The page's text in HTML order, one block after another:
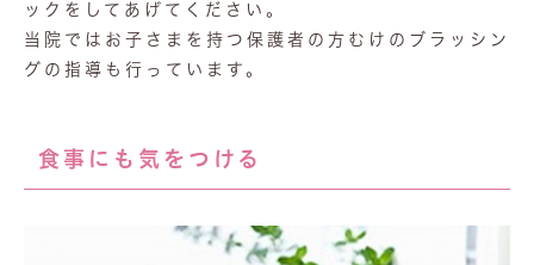
ックをしてあげてください。
当院ではお子さまを持つ保護者の方むけのブラッシン
グの指導も行っています。
食事にも気をつける